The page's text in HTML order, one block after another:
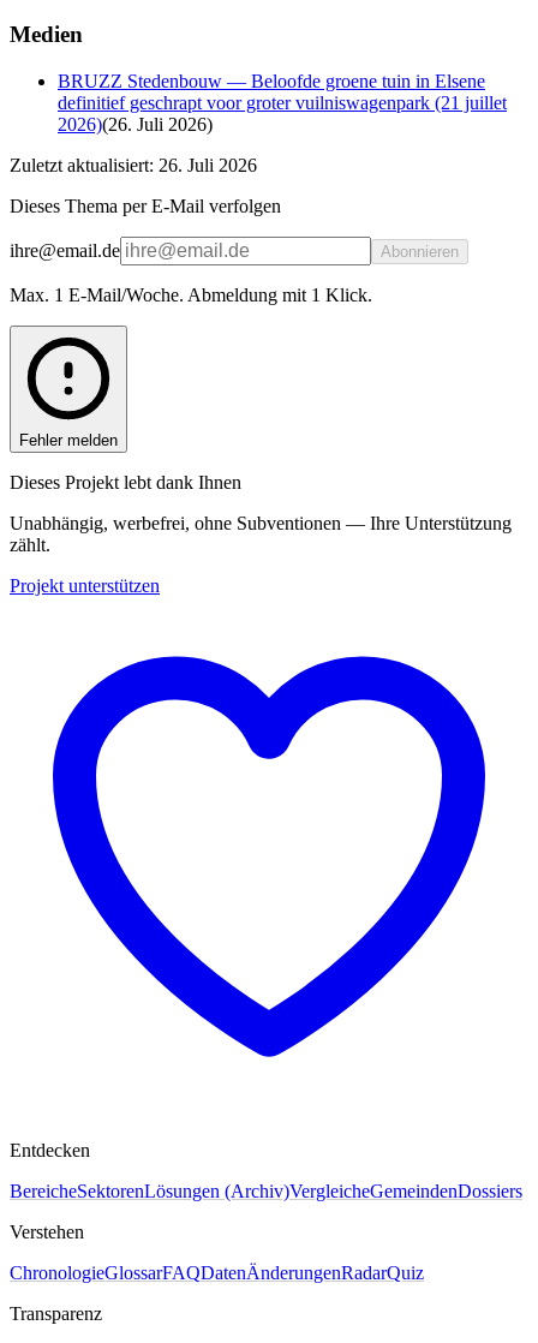
Medien
BRUZZ Stedenbouw — Beloofde groene tuin in Elsene
definitief geschrapt voor groter vuilniswagenpark (21 juillet
2026)(26. Juli 2026)
Zuletzt aktualisiert: 26. Juli 2026
Dieses Thema per E-Mail verfolgen
ihre@email.de Abonnieren
Max. 1 E-Mail/Woche. Abmeldung mit 1 Klick.
Fehler melden
Dieses Projekt lebt dank Ihnen
Unabhängig, werbefrei, ohne Subventionen — Ihre Unterstützung
zählt.
Projekt unterstützen
Entdecken
BereicheSektorenLösungen (Archiv)VergleicheGemeindenDossiers
Verstehen
ChronologieGlossarFAQDatenÄnderungenRadarQuiz
Transparenz